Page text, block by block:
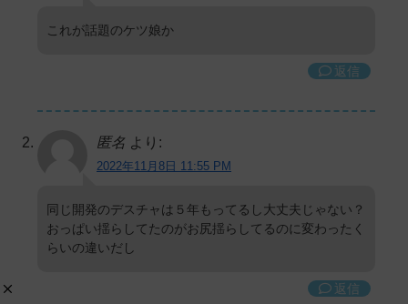
これが話題のケツ娘か
返信
匿名 より:
2022年11月8日 11:55 PM
同じ開発のデスチャは５年もってるし大丈夫じゃない？
おっぱい揺らしてたのがお尻揺らしてるのに変わったく
らいの違いだし
返信